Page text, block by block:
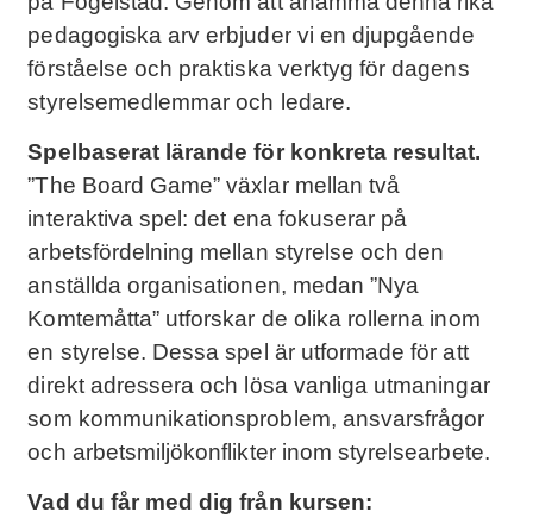
pedagogiska arv erbjuder vi en djupgående
förståelse och praktiska verktyg för dagens
styrelsemedlemmar och ledare.
Spelbaserat lärande för konkreta resultat.
”The Board Game” växlar mellan två
interaktiva spel: det ena fokuserar på
arbetsfördelning mellan styrelse och den
anställda organisationen, medan ”Nya
Komtemåtta” utforskar de olika rollerna inom
en styrelse. Dessa spel är utformade för att
direkt adressera och lösa vanliga utmaningar
som kommunikationsproblem, ansvarsfrågor
och arbetsmiljökonflikter inom styrelsearbete.
Vad du får med dig från kursen: